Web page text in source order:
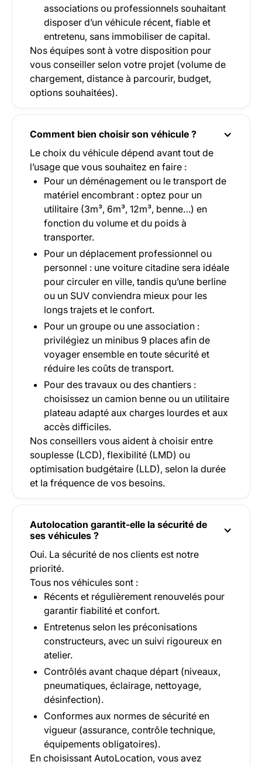
associations ou professionnels souhaitant
disposer d’un véhicule récent, fiable et
entretenu, sans immobiliser de capital.
Nos équipes sont à votre disposition pour
vous conseiller selon votre projet (volume de
chargement, distance à parcourir, budget,
options souhaitées).
Comment bien choisir son véhicule ?
Le choix du véhicule dépend avant tout de
l’usage que vous souhaitez en faire :
Pour un déménagement ou le transport de
matériel encombrant : optez pour un
utilitaire (3m³, 6m³, 12m³, benne…) en
fonction du volume et du poids à
transporter.
Pour un déplacement professionnel ou
personnel : une voiture citadine sera idéale
pour circuler en ville, tandis qu’une berline
ou un SUV conviendra mieux pour les
longs trajets et le confort.
Pour un groupe ou une association :
privilégiez un minibus 9 places afin de
voyager ensemble en toute sécurité et
réduire les coûts de transport.
Pour des travaux ou des chantiers :
choisissez un camion benne ou un utilitaire
plateau adapté aux charges lourdes et aux
accès difficiles.
Nos conseillers vous aident à choisir entre
souplesse (LCD), flexibilité (LMD) ou
optimisation budgétaire (LLD), selon la durée
et la fréquence de vos besoins.
Autolocation garantit-elle la sécurité de
ses véhicules ?
Oui. La sécurité de nos clients est notre
priorité.
Tous nos véhicules sont :
Récents et régulièrement renouvelés pour
garantir fiabilité et confort.
Entretenus selon les préconisations
constructeurs, avec un suivi rigoureux en
atelier.
Contrôlés avant chaque départ (niveaux,
pneumatiques, éclairage, nettoyage,
désinfection).
Conformes aux normes de sécurité en
vigueur (assurance, contrôle technique,
équipements obligatoires).
En choisissant AutoLocation, vous avez